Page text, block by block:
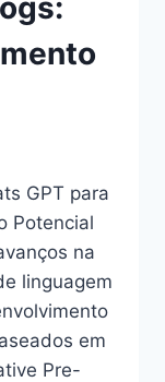
GPT para
Potencial
na
linguagem
em
Pre-